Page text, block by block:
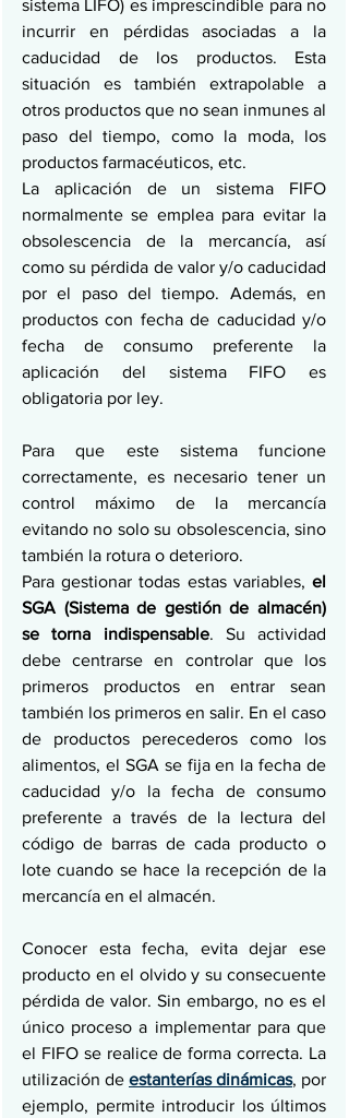
sistema LIFO) es imprescindible para no
incurrir en pérdidas asociadas a la
caducidad de los productos. Esta
situación es también extrapolable a
otros productos que no sean inmunes al
paso del tiempo, como la moda, los
productos farmacéuticos, etc.
La aplicación de un sistema FIFO
normalmente se emplea para evitar la
obsolescencia de la mercancía, así
como su pérdida de valor y/o caducidad
por el paso del tiempo. Además, en
productos con fecha de caducidad y/o
fecha de consumo preferente la
aplicación del sistema FIFO es
obligatoria por ley.
Para que este sistema funcione
correctamente, es necesario tener un
control máximo de la mercancía
evitando no solo su obsolescencia, sino
también la rotura o deterioro.
Para gestionar todas estas variables, el
SGA (Sistema de gestión de almacén)
se torna indispensable. Su actividad
debe centrarse en controlar que los
primeros productos en entrar sean
también los primeros en salir. En el caso
de productos perecederos como los
alimentos, el SGA se fija en la fecha de
caducidad y/o la fecha de consumo
preferente a través de la lectura del
código de barras de cada producto o
lote cuando se hace la recepción de la
mercancía en el almacén.
Conocer esta fecha, evita dejar ese
producto en el olvido y su consecuente
pérdida de valor. Sin embargo, no es el
único proceso a implementar para que
el FIFO se realice de forma correcta. La
utilización de estanterías dinámicas, por
ejemplo, permite introducir los últimos